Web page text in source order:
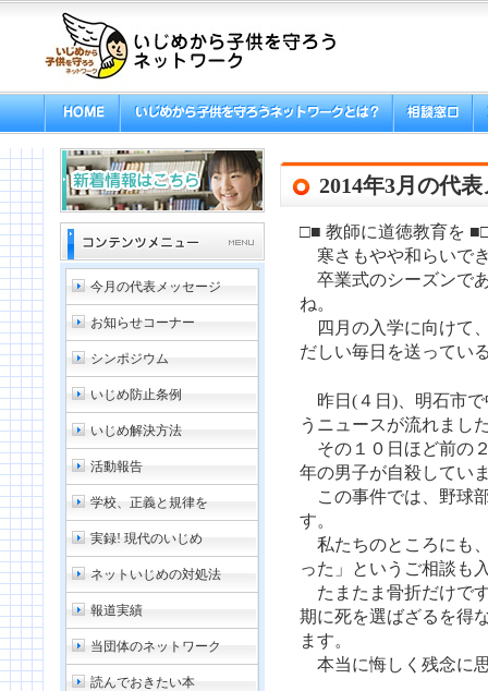
今月の代表メッセージ
お知らせコーナー
シンポジウム
いじめ防止条例
いじめ解決方法
活動報告
学校、正義と規律を
実録! 現代のいじめ
ネットいじめの対処法
報道実績
当団体のネットワーク
読んでおきたい本
2014年3月の代
□■ 教師に道徳教育を
寒さもやや和らいで
卒業式のシーズンで
ね。
四月の入学に向けて
だしい毎日を送ってい
昨日(４日)、明石市で
うニュースが流れまし
その１０日ほど前の
年の男子が自殺してい
この事件では、野球
す。
私たちのところにも
った」というご相談も
たまたま骨折だけで
期に死を選ばざるを得
ます。
本当に悔しく残念に